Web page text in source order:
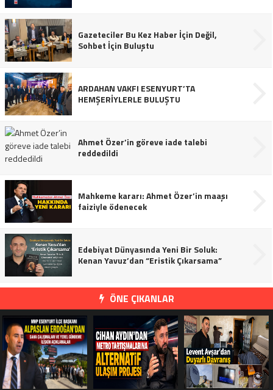
Gazeteciler Bu Kez Haber İçin Değil,
Sohbet İçin Buluştu
ARDAHAN VAKFI ESENYURT’TA
HEMŞERİYLERLE BULUŞTU
Ahmet Özer’in göreve iade talebi
reddedildi
Mahkeme kararı: Ahmet Özer’in maaşı
faiziyle ödenecek
Edebiyat Dünyasında Yeni Bir Soluk:
Kenan Yavuz’dan “Eristik Çıkarsama”
ÖNE ÇIKANLAR